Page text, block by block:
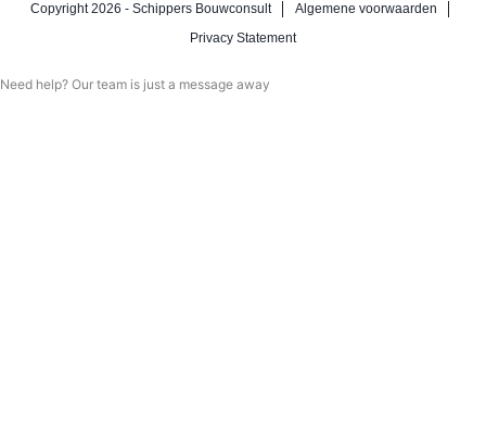
Copyright 2026 - Schippers Bouwconsult
Algemene voorwaarden
Privacy Statement
Need help? Our team is just a message away